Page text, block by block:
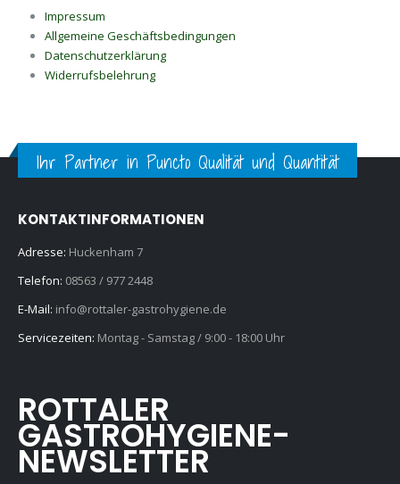
Impressum
Allgemeine Geschäftsbedingungen
Datenschutzerklärung
Widerrufsbelehrung
Ihr Partner in Puncto Qualität und Quantität
KONTAKTINFORMATIONEN
Adresse: Huckenham 7
Telefon: 08563 / 977 2448
E-Mail: info@rottaler-gastrohygiene.de
Servicezeiten: Montag - Samstag / 9:00 - 18:00 Uhr
ROTTALER
GASTROHYGIENE-
NEWSLETTER